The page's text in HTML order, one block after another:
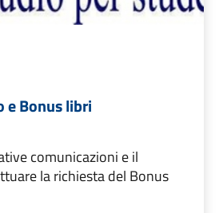
e Bonus libri
comunicazioni e il
la richiesta del Bonus